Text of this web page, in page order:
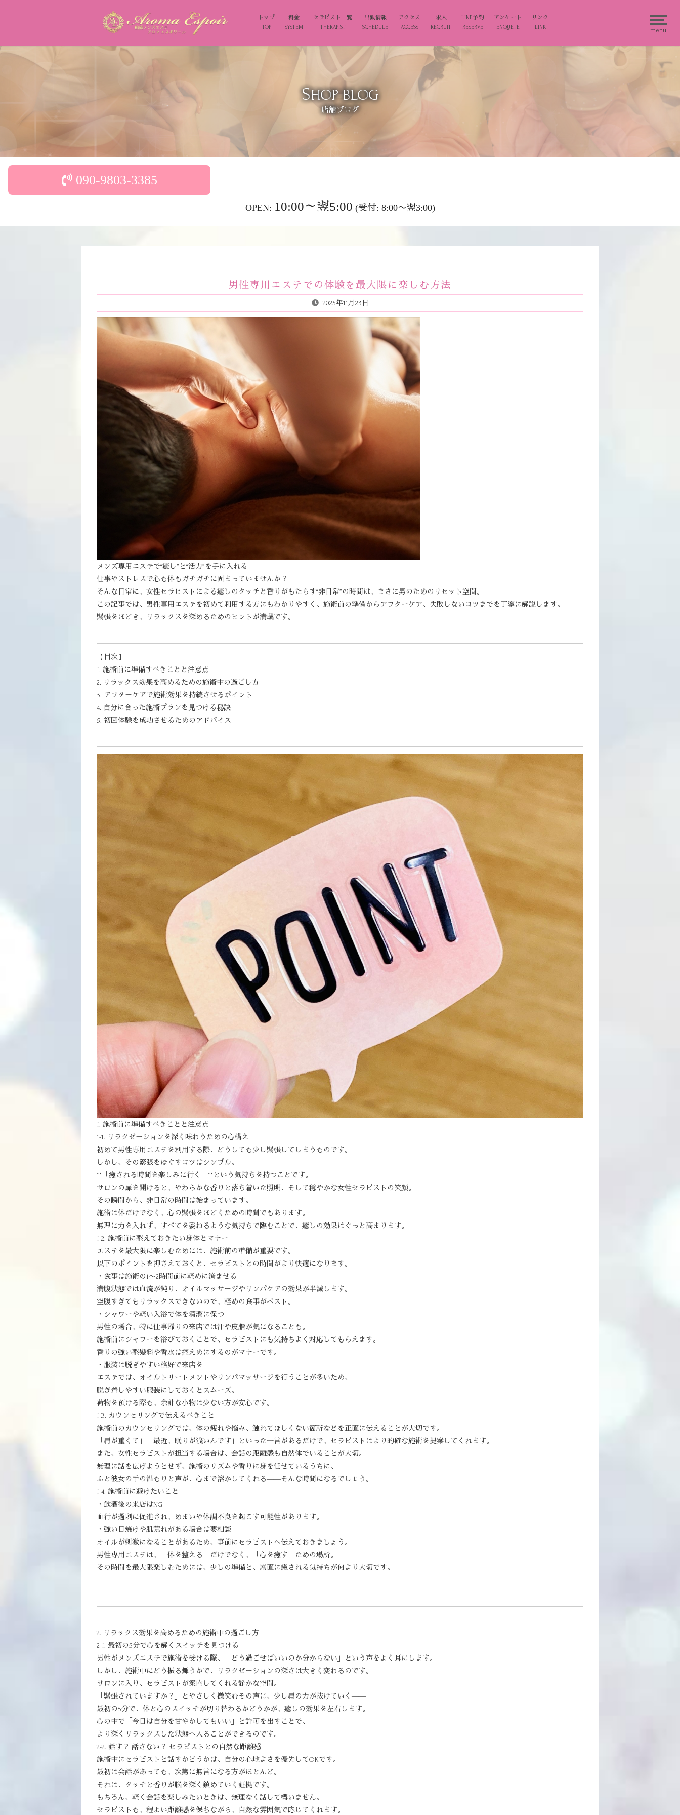
menu
トップ
TOP
料金
SYSTEM
セラピスト一覧
THERAPIST
出勤情報
SCHEDULE
アクセス
ACCESS
求人
RECRUIT
LINE予約
RESERVE
アンケート
ENQUETE
リンク
LINK
SHOP BLOG
店舗ブログ
090-9803-3385
OPEN: 10:00～翌5:00 (受付: 8:00〜翌3:00)
男性専用エステでの体験を最大限に楽しむ方法
2025年11月23日
メンズ専用エステで“癒し”と“活力”を手に入れる
仕事やストレスで心も体もガチガチに固まっていませんか？
そんな日常に、女性セラピストによる癒しのタッチと香りがもたらす“非日常”の時間は、まさに男のためのリセット空間。
この記事では、男性専用エステを初めて利用する方にもわかりやすく、施術前の準備からアフターケア、失敗しないコツまでを丁寧に解説します。
緊張をほどき、リラックスを深めるためのヒントが満載です。
【目次】
1. 施術前に準備すべきことと注意点
2. リラックス効果を高めるための施術中の過ごし方
3. アフターケアで施術効果を持続させるポイント
4. 自分に合った施術プランを見つける秘訣
5. 初回体験を成功させるためのアドバイス
1. 施術前に準備すべきことと注意点
1-1. リラクゼーションを深く味わうための心構え
初めて男性専用エステを利用する際、どうしても少し緊張してしまうものです。
しかし、その緊張をほぐすコツはシンプル。
**「癒される時間を楽しみに行く」**という気持ちを持つことです。
サロンの扉を開けると、やわらかな香りと落ち着いた照明、そして穏やかな女性セラピストの笑顔。
その瞬間から、非日常の時間は始まっています。
施術は体だけでなく、心の緊張をほどくための時間でもあります。
無理に力を入れず、すべてを委ねるような気持ちで臨むことで、癒しの効果はぐっと高まります。
1-2. 施術前に整えておきたい身体とマナー
エステを最大限に楽しむためには、施術前の準備が重要です。
以下のポイントを押さえておくと、セラピストとの時間がより快適になります。
・食事は施術の1〜2時間前に軽めに済ませる
満腹状態では血流が鈍り、オイルマッサージやリンパケアの効果が半減します。
空腹すぎてもリラックスできないので、軽めの食事がベスト。
・シャワーや軽い入浴で体を清潔に保つ
男性の場合、特に仕事帰りの来店では汗や皮脂が気になることも。
施術前にシャワーを浴びておくことで、セラピストにも気持ちよく対応してもらえます。
香りの強い整髪料や香水は控えめにするのがマナーです。
・服装は脱ぎやすい格好で来店を
エステでは、オイルトリートメントやリンパマッサージを行うことが多いため、
脱ぎ着しやすい服装にしておくとスムーズ。
荷物を預ける際も、余計な小物は少ない方が安心です。
1-3. カウンセリングで伝えるべきこと
施術前のカウンセリングでは、体の疲れや悩み、触れてほしくない箇所などを正直に伝えることが大切です。
「肩が重くて」「最近、眠りが浅いんです」といった一言があるだけで、セラピストはより的確な施術を提案してくれます。
また、女性セラピストが担当する場合は、会話の距離感も自然体でいることが大切。
無理に話を広げようとせず、施術のリズムや香りに身を任せているうちに、
ふと彼女の手の温もりと声が、心まで溶かしてくれる――そんな時間になるでしょう。
1-4. 施術前に避けたいこと
・飲酒後の来店はNG
血行が過剰に促進され、めまいや体調不良を起こす可能性があります。
・強い日焼けや肌荒れがある場合は要相談
オイルが刺激になることがあるため、事前にセラピストへ伝えておきましょう。
男性専用エステは、「体を整える」だけでなく、「心を癒す」ための場所。
その時間を最大限楽しむためには、少しの準備と、素直に癒される気持ちが何より大切です。
2. リラックス効果を高めるための施術中の過ごし方
2-1. 最初の5分で心を解くスイッチを見つける
男性がメンズエステで施術を受ける際、「どう過ごせばいいのか分からない」という声をよく耳にします。
しかし、施術中にどう振る舞うかで、リラクゼーションの深さは大きく変わるのです。
サロンに入り、セラピストが案内してくれる静かな空間。
「緊張されていますか？」とやさしく微笑むその声に、少し肩の力が抜けていく――
最初の5分で、体と心のスイッチが切り替わるかどうかが、癒しの効果を左右します。
心の中で「今日は自分を甘やかしてもいい」と許可を出すことで、
より深くリラックスした状態へ入ることができるのです。
2-2. 話す？ 話さない？ セラピストとの自然な距離感
施術中にセラピストと話すかどうかは、自分の心地よさを優先してOKです。
最初は会話があっても、次第に無言になる方がほとんど。
それは、タッチと香りが脳を深く鎮めていく証拠です。
もちろん、軽く会話を楽しみたいときは、無理なく話して構いません。
セラピストも、程よい距離感を保ちながら、自然な雰囲気で応じてくれます。